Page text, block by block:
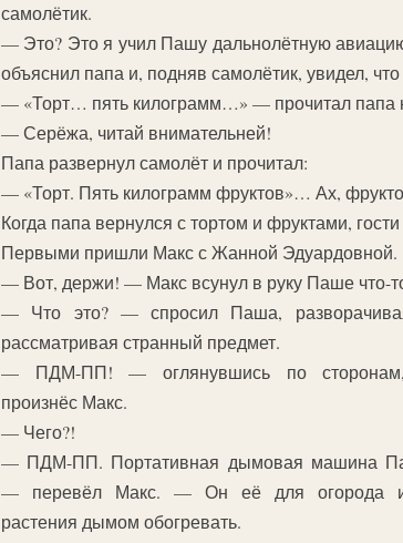
самолётик.
— Это? Это я учил Пашу дальнолётную
объяснил папа и, подняв самолётик, увидел,
— «Торт… пять килограмм…» — прочитал папа
— Серёжа, читай внимательней!
Папа развернул самолёт и прочитал:
— «Торт. Пять килограмм фруктов»… Ах,
Когда папа вернулся с тортом и фруктами,
Первыми пришли Макс с Жанной Эдуардовной.
— Вот, держи! — Макс всунул в руку Паше что-то
— Что это? — спросил Паша,
рассматривая странный предмет.
— ПДМ-ПП! — оглянувшись по
произнёс Макс.
— Чего?!
— ПДМ-ПП. Портативная дымовая машина
— перевёл Макс. — Он её для огорода
растения дымом обогревать.